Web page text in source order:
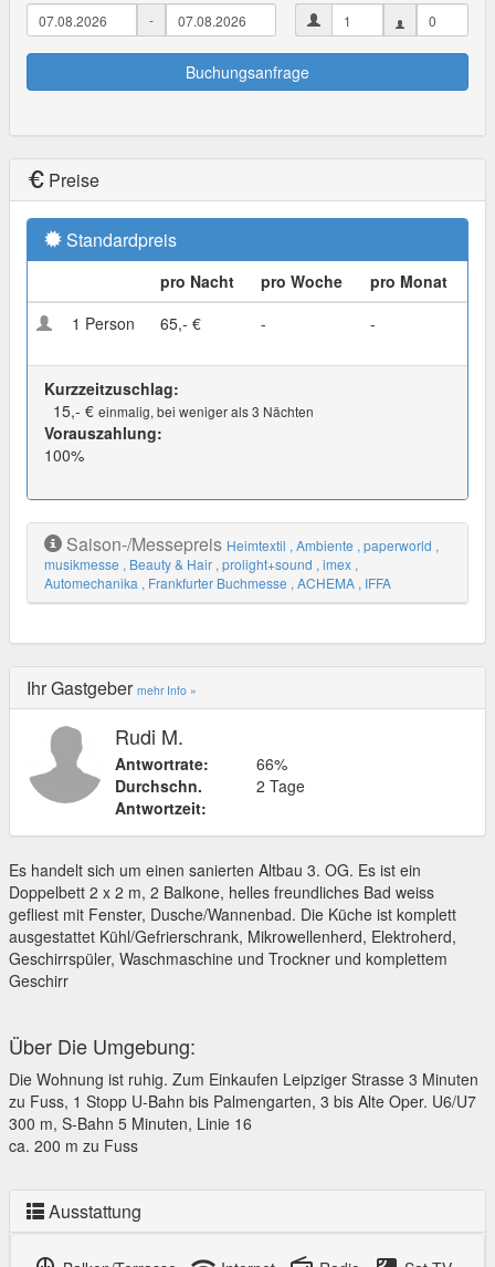
-
Buchungsanfrage
Preise
Standardpreis
pro Nacht pro Woche
pro Monat
1 Person
65,- € - -
Kurzzeitzuschlag:
15,- € einmalig, bei weniger als 3 Nächten
Vorauszahlung:
100%
Saison-/Messepreis Heimtextil , Ambiente , paperworld ,
musikmesse , Beauty & Hair , prolight+sound , imex ,
Automechanika , Frankfurter Buchmesse , ACHEMA , IFFA
Ihr Gastgeber mehr Info »
Rudi M.
Antwortrate:
66%
Durchschn.
Antwortzeit:
2 Tage
Es handelt sich um einen sanierten Altbau 3. OG. Es ist ein
Doppelbett 2 x 2 m, 2 Balkone, helles freundliches Bad weiss
gefliest mit Fenster, Dusche/Wannenbad. Die Küche ist komplett
ausgestattet Kühl/Gefrierschrank, Mikrowellenherd, Elektroherd,
Geschirrspüler, Waschmaschine und Trockner und komplettem
Geschirr
Über Die Umgebung:
Die Wohnung ist ruhig. Zum Einkaufen Leipziger Strasse 3 Minuten
zu Fuss, 1 Stopp U-Bahn bis Palmengarten, 3 bis Alte Oper. U6/U7
300 m, S-Bahn 5 Minuten, Linie 16
ca. 200 m zu Fuss
Ausstattung